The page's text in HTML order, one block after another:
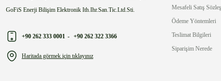
GoFiS Enerji Bilişim Elektronik Ith.Ihr.San.Tic.Ltd.Sti.
+90 262 333 0001 - +90 262 322 3366
Haritada görmek için tıklayınız
Mesafeli Satış
Ödeme Yöntemleri
Teslimat Bilgileri
Siparişim Nerede